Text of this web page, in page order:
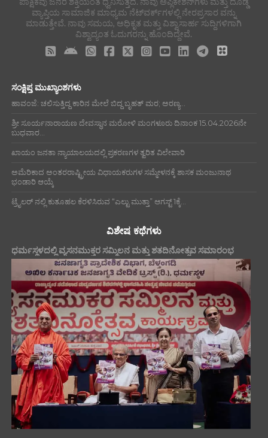
ವ್ಯಾಪ್ತಿಯ ಸಾಮಾಜಿಕ ಮಾಧ್ಯಮ ನೆಟ್‌ವರ್ಕ್‌ಗಳಲ್ಲಿ ನೇರಪ್ರಸಾರ ವನ್ನು
ಮಾಡುತ್ತೇವೆ. ನಾವು ಸಮಯ, ಅಧಿಕೃತ ಮತ್ತು ವಿಶ್ವಾಸಾರ್ಹ ಸುದ್ದಿಗಳಿಗಾಗಿ
ವಿಶ್ವಾದ್ಯಂತ ಓದುಗರನ್ನು ಹೊಂದಿದ್ದೇವೆ.
ಸಂಕ್ಷಿಪ್ತ ಮುಖ್ಯಾಂಶಗಳು
ಹಾವಂಜೆ: ಚಲಿಸುತ್ತಿದ್ದ ಕಾರಿನ ಮೇಲೆ ಬಿದ್ದ ಬೃಹತ್ ಮರ; ಅರಣ್ಯ...
ಶ್ರೀ ಸೂರ್ಯನಾರಾಯಣ ದೇವಸ್ಥಾನ ಮರೋಳಿ ಮಂಗಳೂರು ದಿನಾಂಕ 15.04.2026ನೇ
ಬುಧವಾರ...
ಖಾಯಂ ಜನತಾ ನ್ಯಾಯಾಲಯದಲ್ಲಿ ಪ್ರಕರಣಗಳ ತ್ವರಿತ ವಿಲೇವಾರಿ
ಅಮೆರಿಕಾದ ಅಂತರರಾಷ್ಟ್ರೀಯ ವಿಧಾಯಕರುಗಳ ಸಮ್ಮೇಳನಕ್ಕೆ ಶಾಸಕ ಮಂಜುನಾಥ
ಭಂಡಾರಿ ಆಯ್ಕೆ
ಟ್ರೈಲರ್ ನಲ್ಲಿ ಕುತೂಹಲ ಕೆರಳಿಸಿರುವ “ಎಲ್ಟು ಮುತ್ತಾ” ಆಗಸ್ಟ್ 1ಕ್ಕೆ...
ವಿಶೇಷ ಕಥೆಗಳು
ಧರ್ಮಸ್ಥಳದಲ್ಲಿ ವ್ಯಸನಮುಕ್ತರ ಸಮ್ಮಿಲನ ಮತ್ತು ಶತದಿನೋತ್ಸವ ಸಮಾರಂಭ